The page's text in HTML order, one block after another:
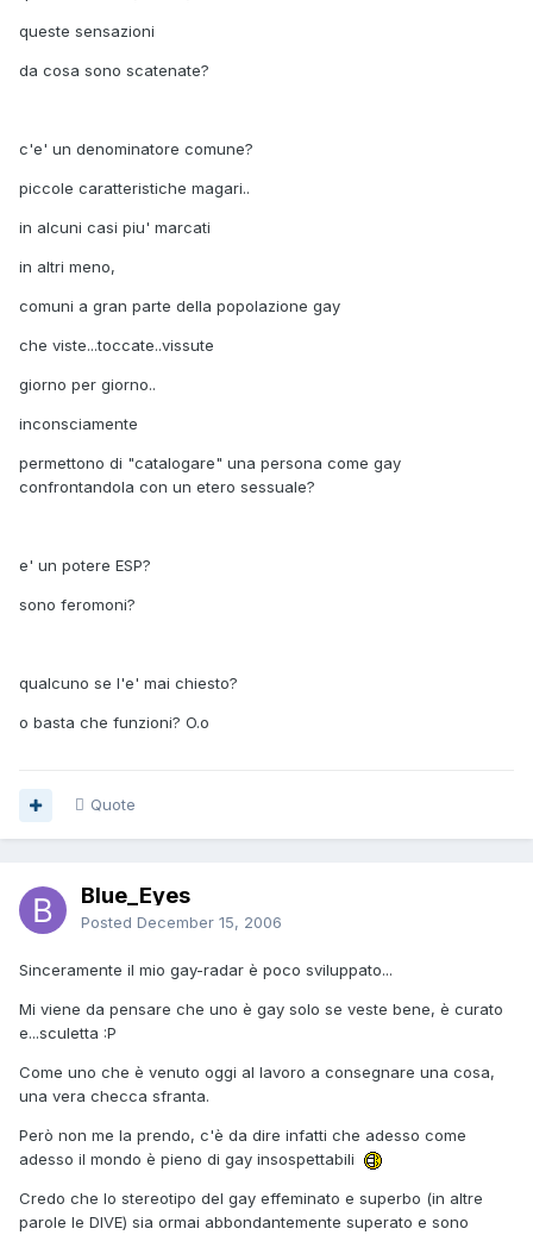
queste sensazioni
da cosa sono scatenate?
c'e' un denominatore comune?
piccole caratteristiche magari..
in alcuni casi piu' marcati
in altri meno,
comuni a gran parte della popolazione gay
che viste...toccate..vissute
giorno per giorno..
inconsciamente
permettono di "catalogare" una persona come gay
confrontandola con un etero sessuale?
e' un potere ESP?
sono feromoni?
qualcuno se l'e' mai chiesto?
o basta che funzioni? O.o
Quote
Blue_Eyes
Posted December 15, 2006
Sinceramente il mio gay-radar è poco sviluppato...
Mi viene da pensare che uno è gay solo se veste bene, è curato
e...sculetta :P
Come uno che è venuto oggi al lavoro a consegnare una cosa,
una vera checca sfranta.
Però non me la prendo, c'è da dire infatti che adesso come
adesso il mondo è pieno di gay insospettabili
Credo che lo stereotipo del gay effeminato e superbo (in altre
parole le DIVE) sia ormai abbondantemente superato e sono